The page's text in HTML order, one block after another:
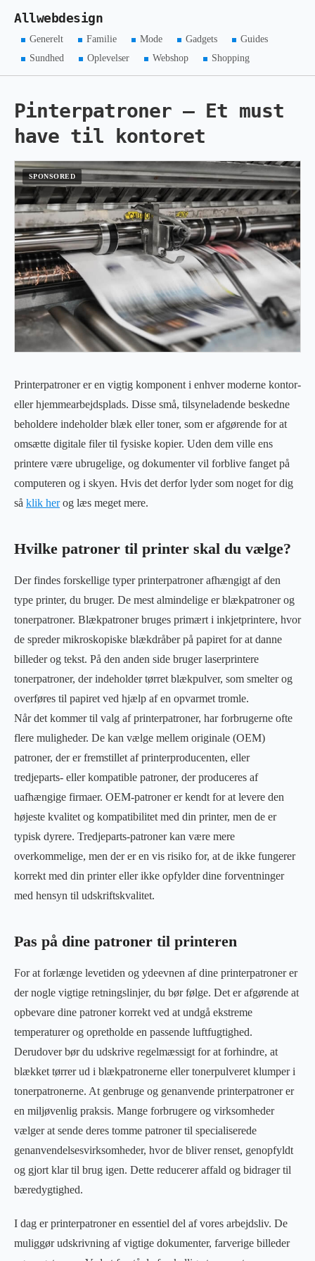
Allwebdesign
Generelt Familie Mode Gadgets
Guides
Sundhed
Oplevelser Webshop Shopping
Pinterpatroner – Et must
have til kontoret
Printerpatroner er en vigtig komponent i enhver moderne kontor-
eller hjemmearbejdsplads. Disse små, tilsyneladende beskedne
beholdere indeholder blæk eller toner, som er afgørende for at
omsætte digitale filer til fysiske kopier. Uden dem ville ens
printere være ubrugelige, og dokumenter vil forblive fanget på
computeren og i skyen. Hvis det derfor lyder som noget for dig
så klik herog læs meget mere.
Hvilke patroner til printer skal du vælge?
Der findes forskellige typer printerpatroner afhængigt af den
type printer, du bruger. De mest almindelige er blækpatroner og
tonerpatroner. Blækpatroner bruges primært i inkjetprintere, hvor
de spreder mikroskopiske blækdråber på papiret for at danne
billeder og tekst. På den anden side bruger laserprintere
tonerpatroner, der indeholder tørret blækpulver, som smelter og
overføres til papiret ved hjælp af en opvarmet tromle.
Når det kommer til valg af printerpatroner, har forbrugerne ofte
flere muligheder. De kan vælge mellem originale (OEM)
patroner, der er fremstillet af printerproducenten, eller
tredjeparts- eller kompatible patroner, der produceres af
uafhængige firmaer. OEM-patroner er kendt for at levere den
højeste kvalitet og kompatibilitet med din printer, men de er
typisk dyrere. Tredjeparts-patroner kan være mere
overkommelige, men der er en vis risiko for, at de ikke fungerer
korrekt med din printer eller ikke opfylder dine forventninger
med hensyn til udskriftskvalitet.
Pas på dine patroner til printeren
For at forlænge levetiden og ydeevnen af dine printerpatroner er
der nogle vigtige retningslinjer, du bør følge. Det er afgørende at
opbevare dine patroner korrekt ved at undgå ekstreme
temperaturer og opretholde en passende luftfugtighed.
Derudover bør du udskrive regelmæssigt for at forhindre, at
blækket tørrer ud i blækpatronerne eller tonerpulveret klumper i
tonerpatronerne. At genbruge og genanvende printerpatroner er
en miljøvenlig praksis. Mange forbrugere og virksomheder
vælger at sende deres tomme patroner til specialiserede
genanvendelsesvirksomheder, hvor de bliver renset, genopfyldt
og gjort klar til brug igen. Dette reducerer affald og bidrager til
bæredygtighed.
I dag er printerpatroner en essentiel del af vores arbejdsliv. De
muliggør udskrivning af vigtige dokumenter, farverige billeder